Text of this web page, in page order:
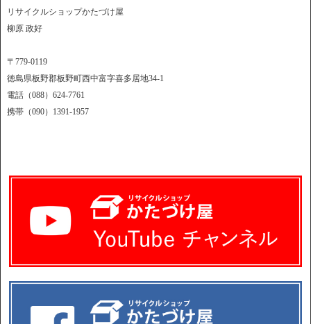
リサイクルショップかたづけ屋
柳原 政好
〒779-0119
徳島県板野郡板野町西中富字喜多居地34-1
電話（088）624-7761
携帯（090）1391-1957